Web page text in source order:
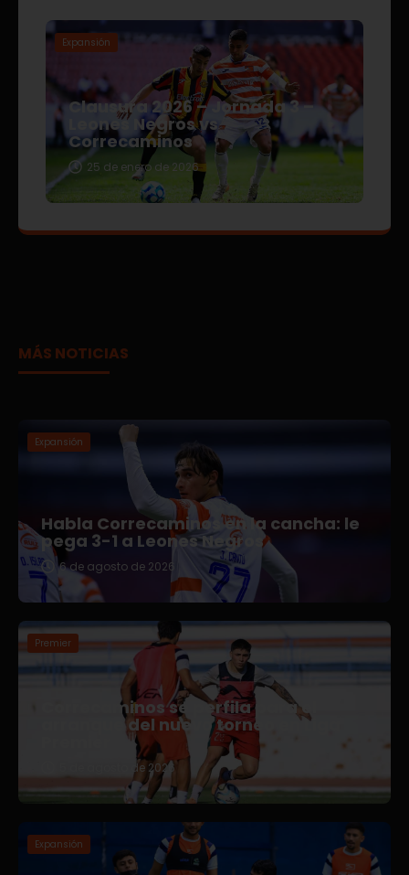
Expansión
Clausura 2026 – Jornada 3 –
Leones Negros vs
Correcaminos
25 de enero de 2026
MÁS NOTICIAS
Expansión
Habla Correcaminos en la cancha: le
pega 3-1 a Leones Negros
6 de agosto de 2026
Premier
Correcaminos se perfila para el
arranque del nuevo torneo en Liga
5 de agosto de 2026
Expansión